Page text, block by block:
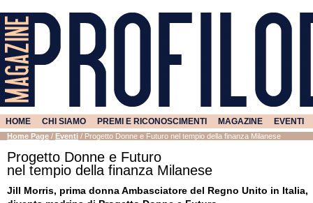
HOME CHI SIAMO PREMI E RICONOSCIMENTI MAGAZINE EVENTI
Home Page / Eventi / Progetto Donne e Futuro nel tempio della finanza Milanese
Progetto Donne e Futuro
nel tempio della finanza Milanese
Jill Morris, prima donna Ambasciatore del Regno Unito in Italia,